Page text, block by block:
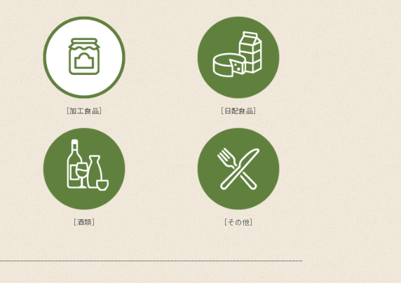
［加工食品］ ［日配食品］
［酒類］ ［その他］